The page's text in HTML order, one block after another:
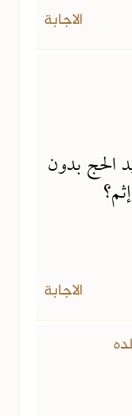
الاجابة
الحج بدون
الاجابة